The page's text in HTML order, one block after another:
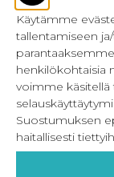
Käytämme
tallentamiseen
henkilökohtaisia
voimme käsitellä
Suostumuksen
haitallisesti